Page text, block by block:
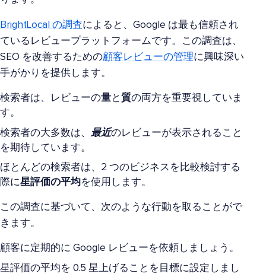
BrightLocal の調査によると、Google は最も信頼され
ているレビュープラットフォームです。この調査は、
SEO を改善するための顧客レビューの管理に興味深い
手がかりを提供します。
検索者は、レビューの量と質の両方を重要視していま
す。
検索者の大多数は、 最近のレビューが表示されること
を期待しています。
ほとんどの検索者は、2 つのビジネスを比較検討する
際に星評価の平均 を使用します。
この調査に基づいて、次のような行動を取ることがで
きます。
顧客に定期的に Google レビューを依頼しましょう。
星評価の平均を 0.5 星上げることを目標に設定しまし